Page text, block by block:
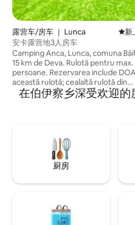
露营车/房车 ｜ Lunca 新新
安卡露营地3人房车
Camping Anca, Lunca, comuna
15 km de Deva. Rulotă pentru max.
persoane. Rezervarea include
această rulotă; cealaltă rulotă din
camping se închiriază separat. Baie
rustică cu duș cu apă caldă și WC,
joacă, remi, cărți de joc, tenis de
badminton și combină muzicală
在伯伊察乡深受欢迎
厨房